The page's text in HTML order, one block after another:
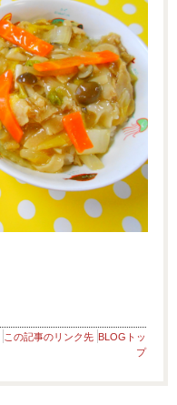
この記事のリンク先 BLOGトッ
プ